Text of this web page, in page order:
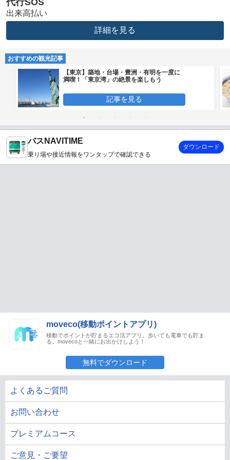
代行SOS
出来高払い
詳細を見る
おすすめの観光記事
【東京】築地・台場・豊洲・有明を一度に
満喫！「東京湾」の絶景を楽しもう
記事を見る
バスNAVITIME
乗り場や接近情報をワンタップで確認できる
ダウンロード
moveco(移動ポイントアプリ)
移動でポイントが貯まるエコ活アプリ。歩いても電車でも貯ま
る。movecoと一緒にお出かけしよう！
無料でダウンロード
よくあるご質問
お問い合わせ
プレミアムコース
ご意見・ご要望